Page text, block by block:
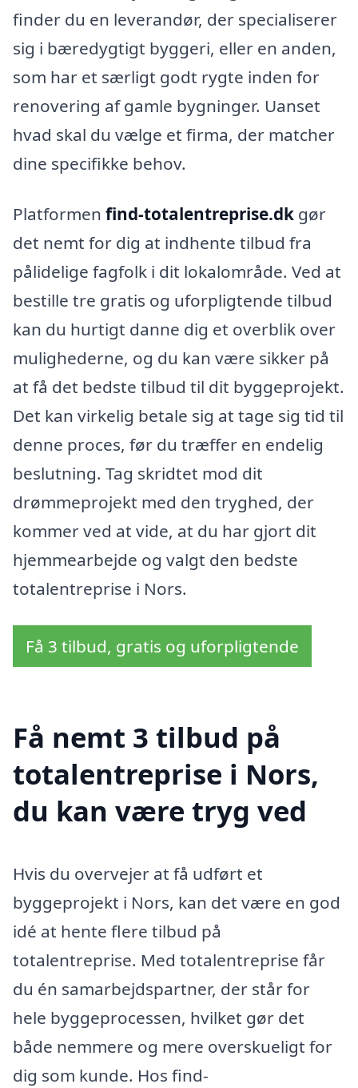
finder du en leverandør, der specialiserer
sig i bæredygtigt byggeri, eller en anden,
som har et særligt godt rygte inden for
renovering af gamle bygninger. Uanset
hvad skal du vælge et firma, der matcher
dine specifikke behov.
Platformen find-totalentreprise.dk gør
det nemt for dig at indhente tilbud fra
pålidelige fagfolk i dit lokalområde. Ved at
bestille tre gratis og uforpligtende tilbud
kan du hurtigt danne dig et overblik over
mulighederne, og du kan være sikker på
at få det bedste tilbud til dit byggeprojekt.
Det kan virkelig betale sig at tage sig tid til
denne proces, før du træffer en endelig
beslutning. Tag skridtet mod dit
drømmeprojekt med den tryghed, der
kommer ved at vide, at du har gjort dit
hjemmearbejde og valgt den bedste
totalentreprise i Nors.
Få 3 tilbud, gratis og uforpligtende
Få nemt 3 tilbud på
totalentreprise i Nors,
du kan være tryg ved
Hvis du overvejer at få udført et
byggeprojekt i Nors, kan det være en god
idé at hente flere tilbud på
totalentreprise. Med totalentreprise får
du én samarbejdspartner, der står for
hele byggeprocessen, hvilket gør det
både nemmere og mere overskueligt for
dig som kunde. Hos find-